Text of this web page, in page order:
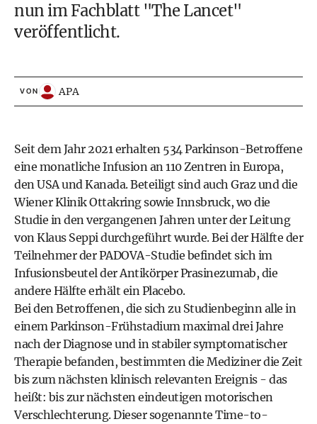
nun im Fachblatt "The Lancet"
veröffentlicht.
VON APA
Seit dem Jahr 2021 erhalten 534 Parkinson-Betroffene
eine monatliche Infusion an 110 Zentren in Europa,
den USA und Kanada. Beteiligt sind auch Graz und die
Wiener Klinik Ottakring sowie Innsbruck, wo die
Studie in den vergangenen Jahren unter der Leitung
von Klaus Seppi durchgeführt wurde. Bei der Hälfte der
Teilnehmer der PADOVA-Studie befindet sich im
Infusionsbeutel der Antikörper Prasinezumab, die
andere Hälfte erhält ein Placebo.
Bei den Betroffenen, die sich zu Studienbeginn alle in
einem Parkinson-Frühstadium maximal drei Jahre
nach der Diagnose und in stabiler symptomatischer
Therapie befanden, bestimmten die Mediziner die Zeit
bis zum nächsten klinisch relevanten Ereignis - das
heißt: bis zur nächsten eindeutigen motorischen
Verschlechterung. Dieser sogenannte Time-to-